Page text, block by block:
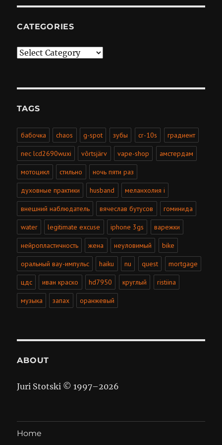
CATEGORIES
Categories
TAGS
бабочка chaos g-spot зубы cr-10s градиент
nec lcd2690wuxi võrtsjärv vape-shop амстердам
мотоцикл стильно ночь пяти раз
духовные практики husband меланхолия i
внешний наблюдатель вячеслав бутусов гоминида
water legitimate excuse iphone 3gs варежки
нейропластичность жена неуловимый bike
оральный вау-импульс haiku nu quest mortgage
цдс иван краско hd7950 круглый ristiina
музыка запах оранжевый
ABOUT
Juri Stotski © 1997–2026
Home